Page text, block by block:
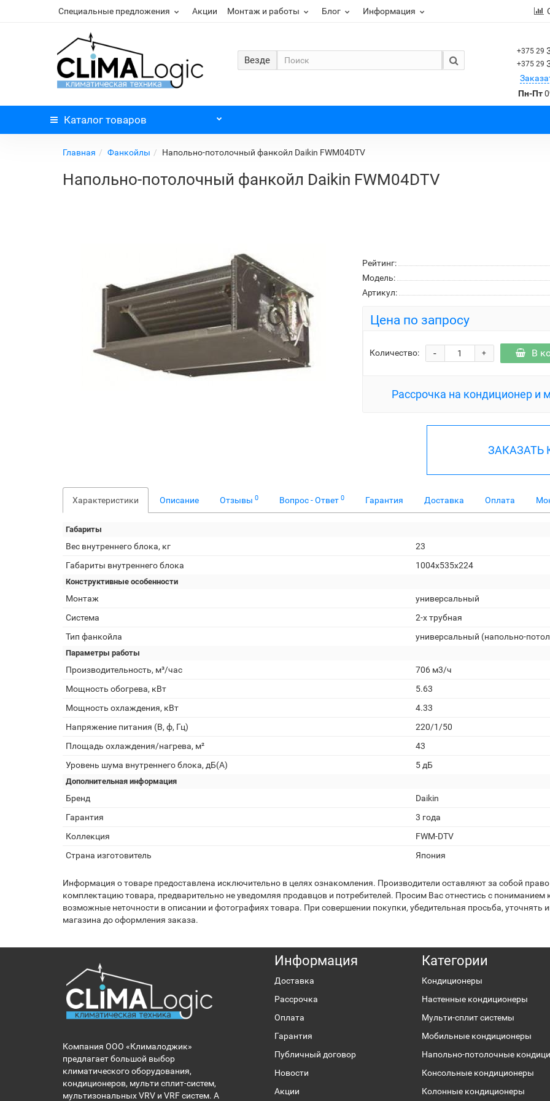
Специальные предложения Акции Монтаж и работы Блог Информация
Везде
+375 29
+375 29
Пн-Пт
Каталог товаров
Главная Фанкойлы Напольно-потолочный фанкойл Daikin FWM04DTV
Напольно-потолочный фанкойл Daikin FWM04DTV
Рейтинг:
Модель:
Артикул:
Цена по запросу
Количество: +
- В
Рассрочка на кондиционер и
ЗАКАЗАТЬ
Характеристики Описание Отзывы 0 Вопрос - Ответ 0 Гарантия Доставка Оплата
Габариты
Вес внутреннего блока, кг
23
Габариты внутреннего блока
1004x535x224
Конструктивные особенности
Монтаж
универсальный
Система
2-х трубная
Тип фанкойла
универсальный (напольно-
Параметры работы
Производительность, м³/час
706 м3/ч
Мощность обогрева, кВт
5.63
Мощность охлаждения, кВт
4.33
Напряжение питания (В, ф, Гц)
220/1/50
Площадь охлаждения/нагрева, м²
43
Уровень шума внутреннего блока, дБ(А)
5 дБ
Дополнительная информация
Бренд
Daikin
Гарантия
3 года
Коллекция
FWM-DTV
Страна изготовитель
Япония
Информация о товаре предоставлена исключительно в целях ознакомления. Производители оставляют за собой
комплектацию товара, предварительно не уведомляя продавцов и потребителей. Просим Вас отнестись с
возможные неточности в описании и фотографиях товара. При совершении покупки, убедительная просьба, уточнять
магазина до оформления заказа.
Компания ООО «Клималоджик»
предлагает большой выбор
климатического оборудования,
кондиционеров, мульти сплит-систем,
мультизональных VRV и VRF систем. А
Информация
Доставка
Рассрочка
Оплата
Гарантия
Публичный договор
Новости
Акции
Категории
Кондиционеры
Настенные кондиционеры
Мульти-сплит системы
Мобильные кондиционеры
Напольно-потолочные
Консольные кондиционеры
Колонные кондиционеры